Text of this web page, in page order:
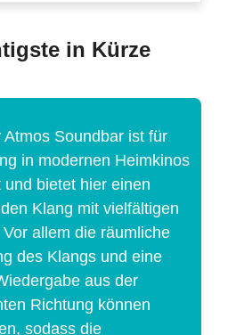
in Kürze
Atmos Soundbar ist für
in modernen Heimkinos
und bietet hier einen
Klang mit vielfältigen
allem die räumliche
des Klangs und eine
aus der
Richtung können
sodass die